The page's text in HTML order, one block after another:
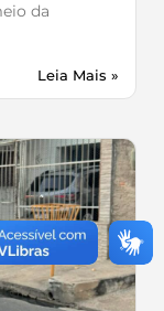
da
Leia Mais »